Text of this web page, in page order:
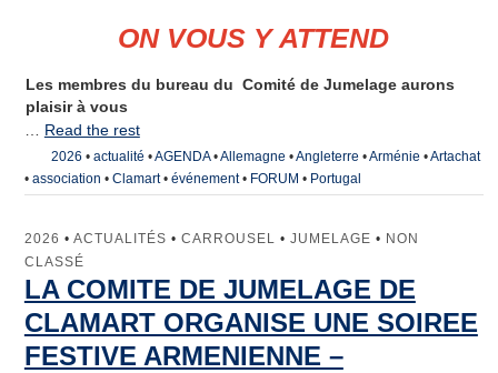
Adhésion
Nous contacter
Le bureau
Inscription à la lettre d’Information
Formulaire de Contact
ON VOUS Y ATTEND
Les membres du bureau du Comité de Jumelage aurons
plaisir à vous
… Read the rest
2026 • actualité •AGENDA•Allemagne •Angleterre •Arménie •Artachat
• association • Clamart• événement• FORUM • Portugal
2026 • ACTUALITÉS • CARROUSEL • JUMELAGE • NON
CLASSÉ
LA COMITE DE JUMELAGE DE
CLAMART ORGANISE UNE SOIREE
FESTIVE ARMENIENNE –